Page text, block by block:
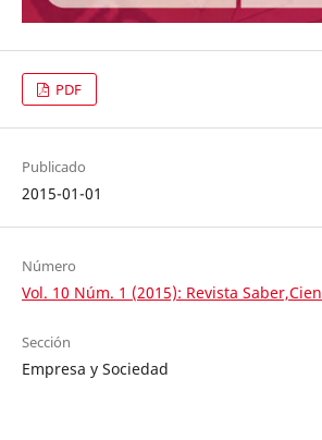
PDF
Publicado
2015-01-01
Número
Vol. 10 Núm. 1 (2015): Revista
Sección
Empresa y Sociedad